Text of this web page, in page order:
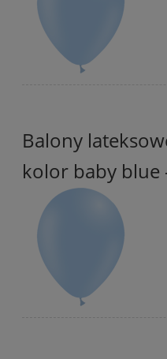
Balony
kolor baby blue